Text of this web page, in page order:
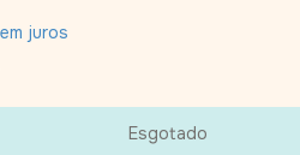
juros